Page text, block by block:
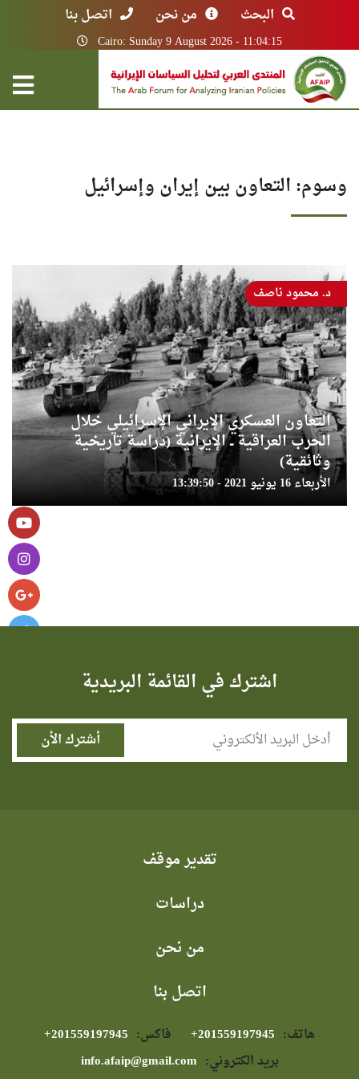
البحث من نحن اتصل بنا
Cairo: Sunday 9 August 2026 - 11:04:15
وسوم: التعاون بين إيران وإسرائيل
التعاون العسكري الإيراني الإسرائيلي خلال
الحرب العراقية ــ الإيرانية (دراسة تاريخية
وثائقية)
الأربعاء 16 يونيو 2021 - 13:39:50
د. محمود ناصف
اشترك في القائمة البريدية
تقدير موقف
دراسات
من نحن
اتصل بنا
هاتف: فاكس:
بريد الكتروني: info.afaip@gmail.com